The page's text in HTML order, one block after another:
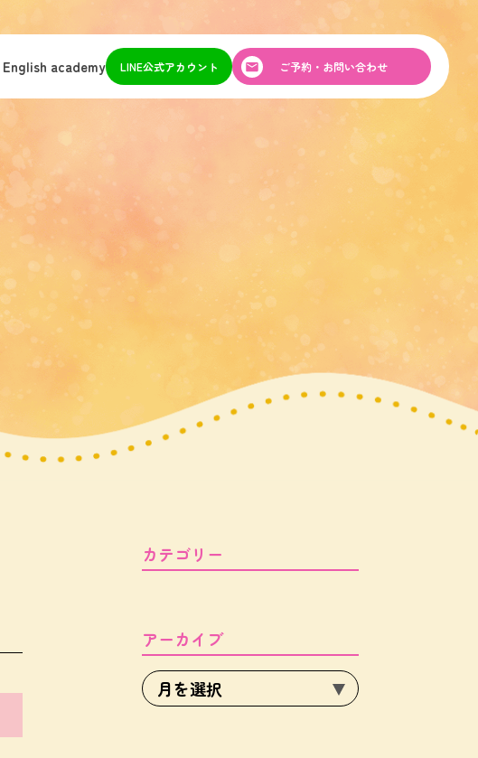
English academy LINE公式アカウント ご予約・お問い合わせ
カテゴリー
アーカイブ